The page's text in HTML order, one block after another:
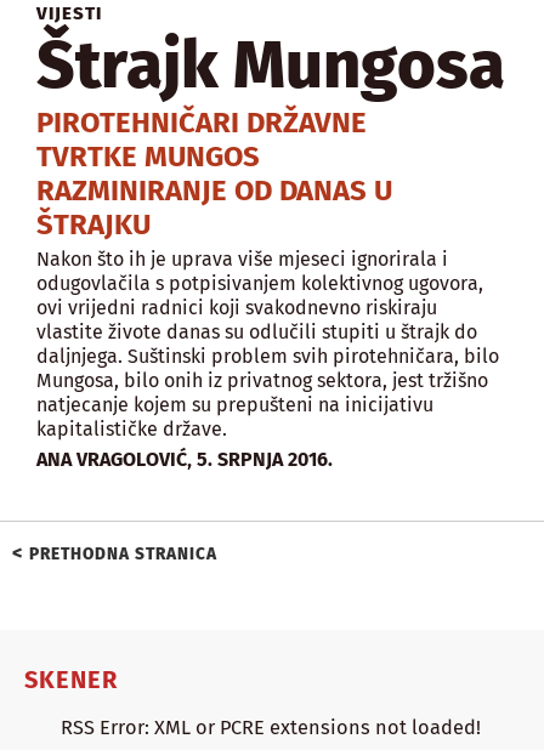
VIJESTI
Štrajk Mungosa
PIROTEHNIČARI DRŽAVNE
TVRTKE MUNGOS
RAZMINIRANJE OD DANAS U
ŠTRAJKU
Nakon što ih je uprava više mjeseci ignorirala i
odugovlačila s potpisivanjem kolektivnog ugovora,
ovi vrijedni radnici koji svakodnevno riskiraju
vlastite živote danas su odlučili stupiti u štrajk do
daljnjega. Suštinski problem svih pirotehničara, bilo
Mungosa, bilo onih iz privatnog sektora, jest tržišno
natjecanje kojem su prepušteni na inicijativu
kapitalističke države.
ANA VRAGOLOVIĆ, 5. SRPNJA 2016.
< PRETHODNA STRANICA
SKENER
RSS Error: XML or PCRE extensions not loaded!